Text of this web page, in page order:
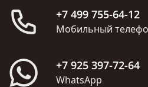
+7 499 755-64-12
Мобильный
+7 925 397-72-64
WhatsApp